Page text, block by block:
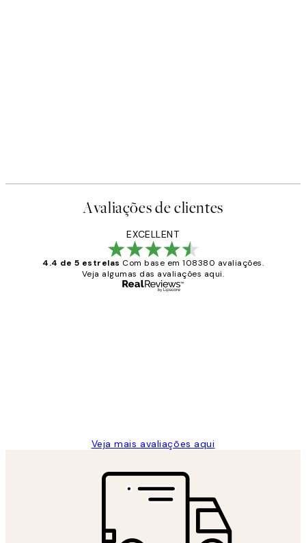
Avaliações de clientes
EXCELLENT
4.4 de 5 estrelas Com base em 108380 avaliações.
Veja algumas das avaliações aqui.
Veja mais avaliações aqui